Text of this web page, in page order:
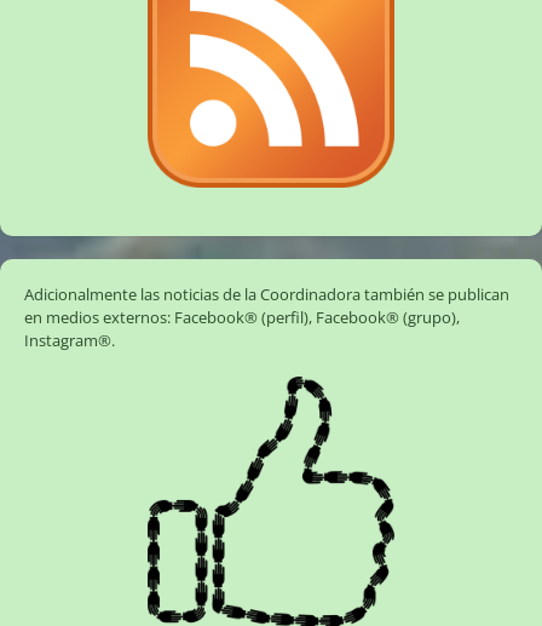
Adicionalmente las noticias de la Coordinadora también se publican
en medios externos: Facebook® (perfil), Facebook® (grupo),
Instagram®.